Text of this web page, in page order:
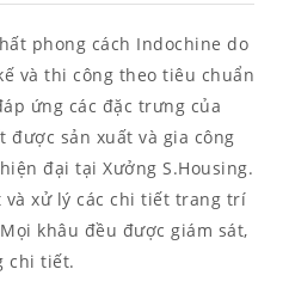
phong cách Indochine do
và thi công theo tiêu chuẩn
ứng các đặc trưng của
được sản xuất và gia công
đại tại Xưởng S.Housing.
xử lý các chi tiết trang trí
khâu đều được giám sát,
chi tiết.